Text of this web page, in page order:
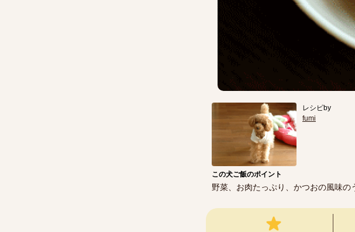
レシピby
fumi
この犬ご飯のポイント
野菜、お肉たっぷり、かつおの風味の